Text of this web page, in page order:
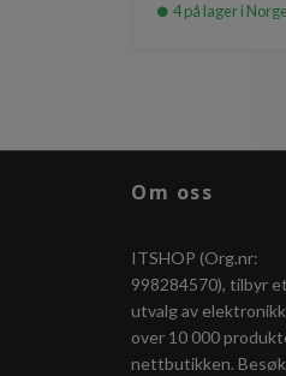
4 på lager i
Om oss
ITSHOP (Org.nr:
998284570), tilbyr
utvalg av
over 10 000
nettbutikken.